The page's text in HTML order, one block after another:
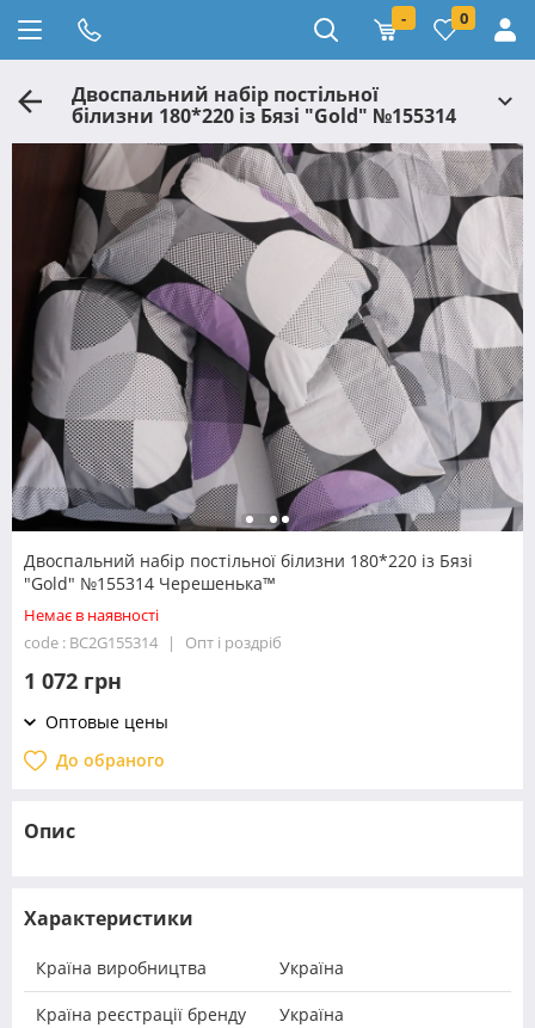
- 0
Двоспальний набір постільної
білизни 180*220 із Бязі "Gold" №155314
Черешенька™
Двоспальний набір постільної білизни 180*220 із Бязі
"Gold" №155314 Черешенька™
Немає в наявності
code : BC2G155314
Опт і роздріб
1 072 грн
Оптовые цены
До обраного
Опис
Характеристики
Країна виробництва Україна
Країна реєстрації бренду Україна